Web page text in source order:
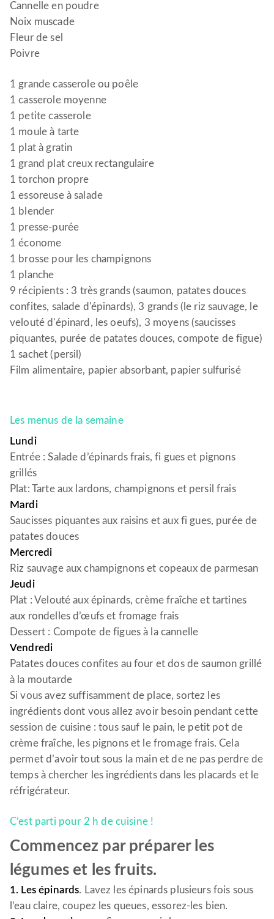
Cannelle en poudre
Noix muscade
Fleur de sel
Poivre
1 grande casserole ou poêle
1 casserole moyenne
1 petite casserole
1 moule à tarte
1 plat à gratin
1 grand plat creux rectangulaire
1 torchon propre
1 essoreuse à salade
1 blender
1 presse-purée
1 économe
1 brosse pour les champignons
1 planche
9 récipients : 3 très grands (saumon, patates douces
confites, salade d'épinards), 3 grands (le riz sauvage, le
velouté d'épinard, les oeufs), 3 moyens (saucisses
piquantes, purée de patates douces, compote de figue)
1 sachet (persil)
Film alimentaire, papier absorbant, papier sulfurisé
Les menus de la semaine
Lundi
Entrée : Salade d’épinards frais, fi gues et pignons
grillés
Plat: Tarte aux lardons, champignons et persil frais
Mardi
Saucisses piquantes aux raisins et aux fi gues, purée de
patates douces
Mercredi
Riz sauvage aux champignons et copeaux de parmesan
Jeudi
Plat : Velouté aux épinards, crème fraîche et tartines
aux rondelles d’œufs et fromage frais
Dessert : Compote de figues à la cannelle
Vendredi
Patates douces confites au four et dos de saumon grillé
à la moutarde
Si vous avez suffisamment de place, sortez les
ingrédients dont vous allez avoir besoin pendant cette
session de cuisine : tous sauf le pain, le petit pot de
crème fraîche, les pignons et le fromage frais. Cela
permet d’avoir tout sous la main et de ne pas perdre de
temps à chercher les ingrédients dans les placards et le
réfrigérateur.
C’est parti pour 2 h de cuisine !
Commencez par préparer les
légumes et les fruits.
1. Les épinards. Lavez les épinards plusieurs fois sous
l’eau claire, coupez les queues, essorez-les bien.